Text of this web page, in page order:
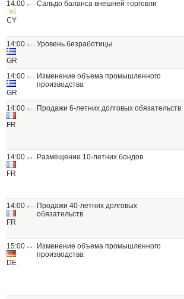
14:00
CY
Сальдо баланса внешней торговли
14:00
GR
Уровень безработицы
14:00
GR
Изменение объема промышленного
производства
14:00
FR
Продажи 6-летних долговых обязательств
14:00
FR
Размещение 10-летних бондов
14:00
FR
Продажи 40-летних долговых
обязательств
15:00
DE
Изменение объема промышленного
производства